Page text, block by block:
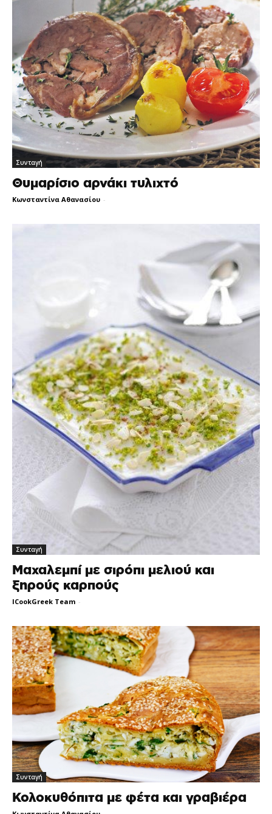
Συνταγή
Θυμαρίσιο αρνάκι τυλιχτό
Κωνσταντίνα Αθανασίου -
Συνταγή
Μαχαλεμπί με σιρόπι μελιού και
ξηρούς καρπούς
ICookGreek Team -
Συνταγή
Κολοκυθόπιτα με φέτα και γραβιέρα